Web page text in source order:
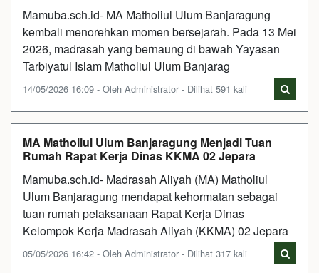
Mamuba.sch.id- MA Matholiul Ulum Banjaragung
kembali menorehkan momen bersejarah. Pada 13 Mei
2026, madrasah yang bernaung di bawah Yayasan
Tarbiyatul Islam Matholiul Ulum Banjarag
14/05/2026 16:09 - Oleh Administrator - Dilihat 591 kali
MA Matholiul Ulum Banjaragung Menjadi Tuan
Rumah Rapat Kerja Dinas KKMA 02 Jepara
Mamuba.sch.id- Madrasah Aliyah (MA) Matholiul
Ulum Banjaragung mendapat kehormatan sebagai
tuan rumah pelaksanaan Rapat Kerja Dinas
Kelompok Kerja Madrasah Aliyah (KKMA) 02 Jepara
05/05/2026 16:42 - Oleh Administrator - Dilihat 317 kali